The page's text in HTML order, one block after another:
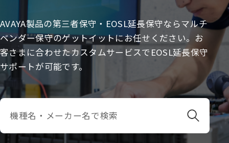
AVAYA製品の第三者保守・EOSL延長保守ならマルチ
ベンダー保守のゲットイットにお任せください。お
客さまに合わせたカスタムサービスでEOSL延長保守
サポートが可能です。